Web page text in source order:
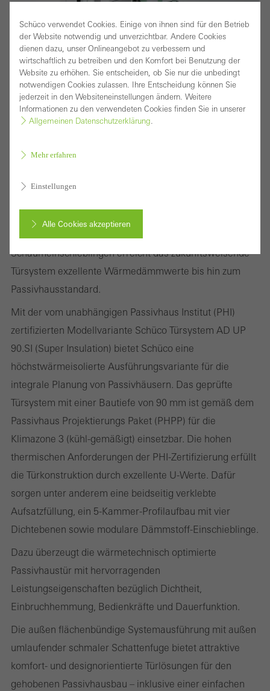
Schaumeinschieblingen erreicht das zukunftsweisende
Türsystem exzellente Wärmedämmwerte bis hin zum
Passivhausstandard.
Mit der vom unabhängigen Passivhaus Institut (PHI)
zertifizierten Modellvariante Schüco Türsystem AD UP
90.SI (Super Insulation) bietet Schüco eine
höchstwärmeisolierte Ausführungsvariante für die
integrale Planung von Passivhäusern. Das geprüfte
Türsystem mit einer Bautiefe von 90 mm ist gemäß dem
Passivhaus Projektierungs Paket (PHPP) für die
Klimazone 3 (kühl-gemäßigt) einsetzbar. Die hohen
thermischen Anforderungen der PHI-Zertifizierung erfüllt
die Türkonstruktion durch exzellente U-Werte. Dafür
sorgen unter anderem eine beidseitig verklebte
Aufsatzfüllung, ein 5-Kammer-Profilaufbau mit vier
Dichtebenen sowie modulare Dämmstoff-Einschieblinge.
Dazu überzeugt die wärmetechnisch optimierte
Passivhaustür mit hervorragenden
Leistungseigenschaften bezüglich Dichtheit,
Einbruchhemmung, Bedienkräfte und Dauerfunktion.
Die außen flächenbündige Systemausführung mit außen
umlaufender schmaler Schattenfuge bietet attraktive
komfort- und designorientierte Türlösungen für den
gehobenen Passivhausbau – inklusive einer einfachen
Schüco verwendet Cookies. Einige von ihnen sind für den Betrieb
der Website notwendig und unverzichtbar. Andere Cookies
dienen dazu, unser Onlineangebot zu verbessern und
wirtschaftlich zu betreiben und den Komfort bei Benutzung der
Website zu erhöhen. Sie entscheiden, ob Sie nur die unbedingt
notwendigen Cookies zulassen. Ihre Entscheidung können Sie
jederzeit in den Websiteneinstellungen ändern. Weitere
Informationen zu den verwendeten Cookies finden Sie in unserer
Allgemeinen Datenschutzerklärung
Mehr erfahren
Einstellungen
Alle Cookies akzeptieren
Benötigte Cookies (essenziell, funktional, unverzichtbar), nicht
Technisch notwendige Cookies sind erforderlich, damit Schüco
Webseiten einwandfrei funktionieren und können nicht deaktiviert
werden. Ohne diese Cookies können bestimmte Teile der
Webseiten oder gewünschte Dienste nicht zur Verfügung gestellt
werden.
Diese Cookies werden zu statistischen Zwecken gesetzt, um die
Nutzung der Webseite zu analysieren und das Angebot,
beispielsweise durch Auswertung von durchgeführten
Kampagnen, zu optimieren. Diese Cookies werden dazu
verwendet, die Nutzerfreundlichkeit der Webseite und damit das
Nutzererlebnis zu verbessern. Sie sammeln Informationen über
die Nutzungsweise der Webseite, Anzahl der Besuche,
Marketing / Drittanbieter Cookies